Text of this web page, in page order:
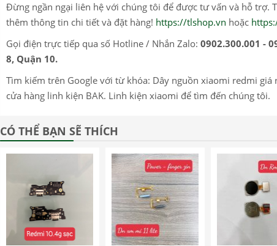
Đừng ngần ngại liên hệ với chúng tôi để được tư vấn và hỗ trợ.
thêm thông tin chi tiết và đặt hàng! https://tlshop.vn hoặc
Gọi điện trực tiếp qua số Hotline / Nhắn Zalo: 0902.300.001 -
8, Quận 10.
Tìm kiếm trên Google với từ khóa: Dây nguồn xiaomi redmi
cửa hàng linh kiện BAK. Linh kiện xiaomi để tìm đến chúng tôi.
CÓ THỂ BẠN SẼ THÍCH